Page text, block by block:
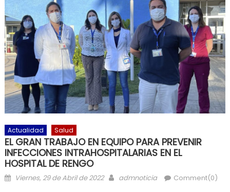
Actualidad Salud
EL GRAN TRABAJO EN EQUIPO PARA PREVENIR
INFECCIONES INTRAHOSPITALARIAS EN EL
HOSPITAL DE RENGO
Posted on
Viernes, 29 de Abril de 2022 Author
admnoticia Comment(0)